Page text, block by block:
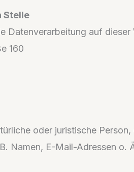
Stelle
Datenverarbeitung auf dieser
160
oder juristische
Namen, E-Mail-Adressen o.